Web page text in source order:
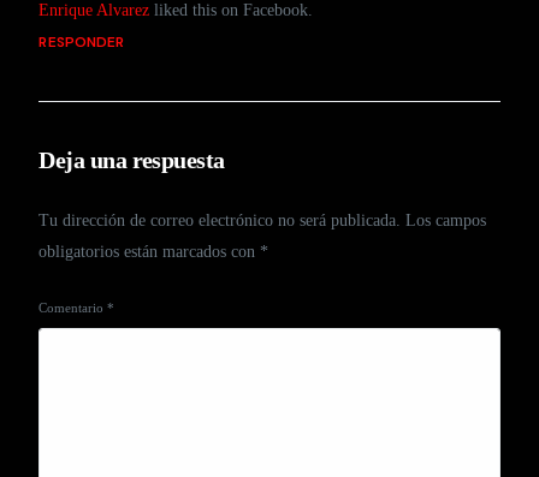
Enrique Alvarez liked this on Facebook.
RESPONDER
Deja una respuesta
Tu dirección de correo electrónico no será publicada. Los campos
obligatorios están marcados con *
Comentario*